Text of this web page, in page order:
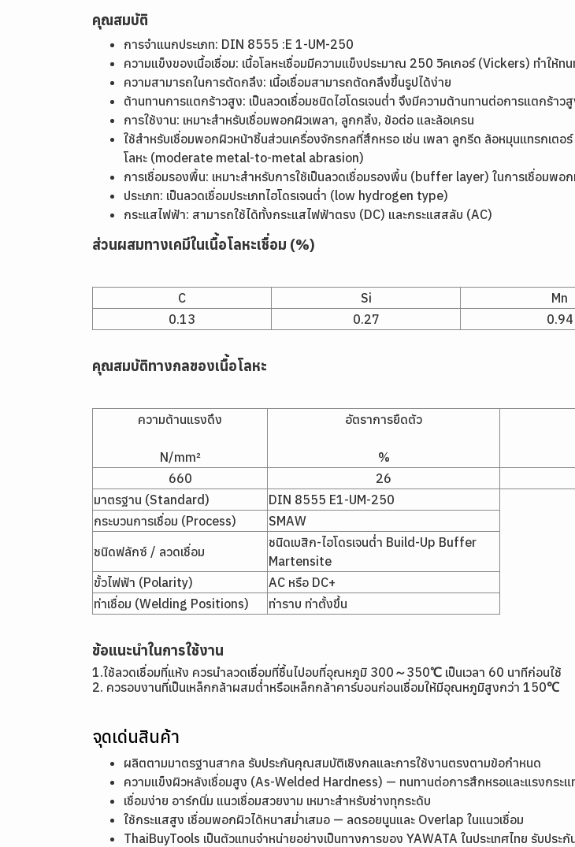
คุณสมบัติ
การจำแนกประเภท: DIN 8555 :E 1-UM-250
ความแข็งของเนื้อเชื่อม: เนื้อโลหะเชื่อมมีความแข็งประมาณ 250 วิคเกอร์ (Vickers) ทำให้ท
ความสามารถในการตัดกลึง: เนื้อเชื่อมสามารถตัดกลึงขึ้นรูปได้ง่าย
ต้านทานการแตกร้าวสูง: เป็นลวดเชื่อมชนิดไฮโดรเจนต่ำ จึงมีความต้านทานต่อการแตกร้าว
การใช้งาน: เหมาะสำหรับเชื่อมพอกผิวเพลา, ลูกกลิ้ง, ข้อต่อ และล้อเครน
ใช้สำหรับเชื่อมพอกผิวหน้าชิ้นส่วนเครื่องจักรกลที่สึกหรอ เช่น เพลา ลูกรีด ล้อหมุนแทรกเต
โลหะ (moderate metal-to-metal abrasion)
การเชื่อมรองพื้น: เหมาะสำหรับการใช้เป็นลวดเชื่อมรองพื้น (buffer layer) ในการเชื่อมพ
ประเภท: เป็นลวดเชื่อมประเภทไฮโดรเจนต่ำ (low hydrogen type)
กระแสไฟฟ้า: สามารถใช้ได้ทั้งกระแสไฟฟ้าตรง (DC) และกระแสสลับ (AC)
ส่วนผสมทางเคมีในเนื้อโลหะเชื่อม (%)
C Si Mn
0.13
0.27 0.94
คุณสมบัติทางกลของเนื้อโลหะ
ความต้านแรงดึง
N/mm²
อัตราการยืดตัว
%
660
26
มาตรฐาน (Standard)
DIN 8555 E1-UM-250
กระบวนการเชื่อม (Process)
SMAW
ชนิดฟลักซ์ / ลวดเชื่อม
ชนิดเบสิก-ไฮโดรเจนต่ำ Build-Up Buffer
Martensite
ขั้วไฟฟ้า (Polarity)
AC หรือ DC+
ท่าเชื่อม (Welding Positions)
ท่าราบ ท่าตั้งขึ้น
ข้อแนะนำในการใช้งาน
1.ใช้ลวดเชื่อมที่แห้ง ควรนำลวดเชื่อมที่ชื้นไปอบที่อุณหภูมิ 300～350℃ เป็นเวลา 60 นาทีก่อนใช้
2. ควรอบงานที่เป็นเหล็กกล้าผสมต่ำหรือเหล็กกล้าคาร์บอนก่อนเชื่อมให้มีอุณหภูมิสูงกว่า 150℃
จุดเด่นสินค้า
ผลิตตามมาตรฐานสากล รับประกันคุณสมบัติเชิงกลและการใช้งานตรงตามข้อกำหนด
ความแข็งผิวหลังเชื่อมสูง (As-Welded Hardness) — ทนทานต่อการสึกหรอและแรงกระแ
เชื่อมง่าย อาร์กนิ่ม แนวเชื่อมสวยงาม เหมาะสำหรับช่างทุกระดับ
ใช้กระแสสูง เชื่อมพอกผิวได้หนาสม่ำเสมอ — ลดรอยนูนและ Overlap ในแนวเชื่อม
ThaiBuyTools เป็นตัวแทนจำหน่ายอย่างเป็นทางการของ YAWATA ในประเทศไทย รับป